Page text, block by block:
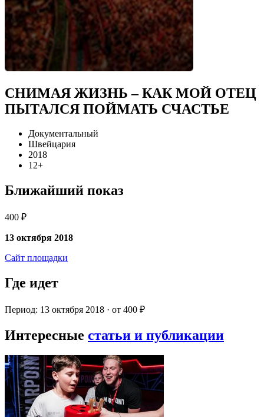
СНИМАЯ ЖИЗНЬ – КАК МОЙ ОТЕЦ
ПЫТАЛСЯ ПОЙМАТЬ СЧАСТЬЕ
Документальный
Швейцария
2018
12+
Ближайший показ
400 ₽
13 октября 2018
Сайт площадки
Где идет
Период: 13 октября 2018 · от 400 ₽
Интересные статьи и публикации